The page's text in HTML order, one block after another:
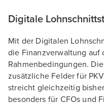
Digitale
Mit der Digitalen
die Finanzverwaltung auf
Rahmenbedingungen.
zusätzliche Felder für
streicht gleichzeitig
besonders für CFOs und